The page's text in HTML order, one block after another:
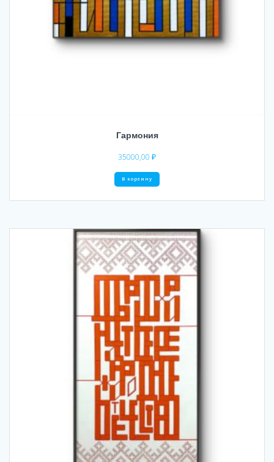
Гармония
35000,00 ₽
В корзину